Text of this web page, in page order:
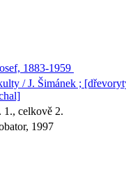
1883-1959
/ J. Šimánek ;
1., celkově 2.
1997